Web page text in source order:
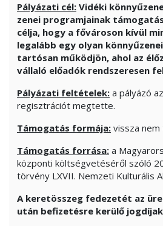
Pályázati cél: Vidéki
zenei programjainak
célja, hogy a fővároson kívül
legalább egy olyan
tartósan működjön, ahol az
vállaló előadók rendszeresen
Pályázati feltételek: a pályázó
regisztrációt megtette.
Támogatás formája: vissza
Támogatás forrása: a
központi költségvetéséről szóló
törvény LXVII. Nemzeti Kulturális
A keretösszeg fedezetét az
után befizetésre kerülő